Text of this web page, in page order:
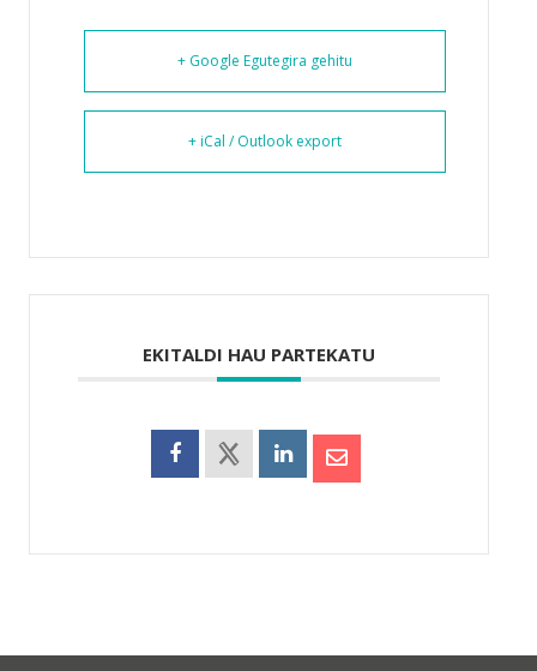
+ Google Egutegira gehitu
+ iCal / Outlook export
EKITALDI HAU PARTEKATU